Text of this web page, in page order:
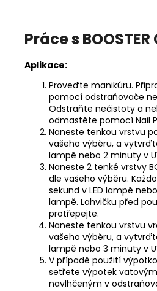
Práce s
Aplikace:
Proveďte manikúru.
pomocí odstraňovače
Odstraňte nečistoty a
odmastěte pomocí Nail
Naneste tenkou vrstvu
vašeho výběru, a
lampě nebo 2 minuty v
Naneste 2 tenké vrstvy
dle vašeho výběru.
sekund v LED lampě
lampě. Lahvičku před
protřepejte.
Naneste tenkou vrstvu
vašeho výběru, a
lampě nebo 3 minuty v
V případě použití
setřete výpotek
navlhčeným v